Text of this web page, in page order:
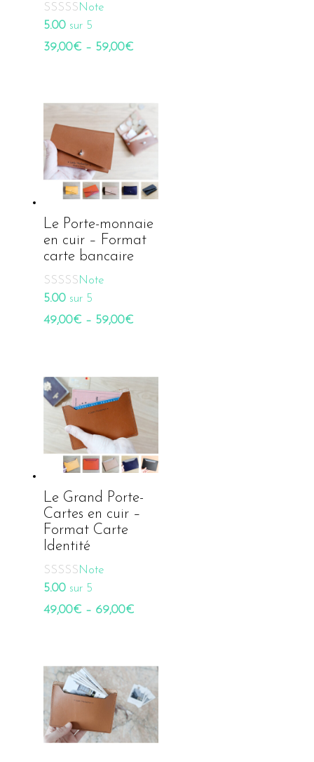
Note
5.00sur 5
39,00€ – 59,00€
Le Porte-monnaie
en cuir – Format
carte bancaire
Note
5.00sur 5
49,00€ – 59,00€
Le Grand Porte-
Cartes en cuir –
Format Carte
Identité
Note
5.00sur 5
49,00€ – 69,00€